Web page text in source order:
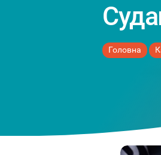
Головна